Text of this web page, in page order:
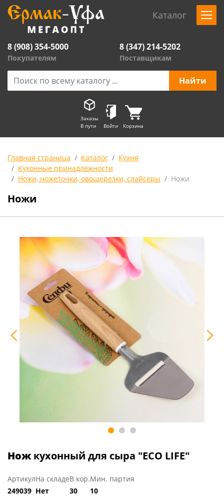
Каталог
8 (908) 354-5000
Покупателям
8 (347) 214-5202
Поставщикам
Заказы
В пути
Войти Корзина
Главная страница Каталог
Кухня
Кухонные принадлежности
Ножи, ножеточки, овощерезки, слайсеры
Ножи
Ножи
Нож кухонный для сыра "ECO LIFE"
Артикул
249039
На складе
Нет
В кор.
30
Мин. партия
10